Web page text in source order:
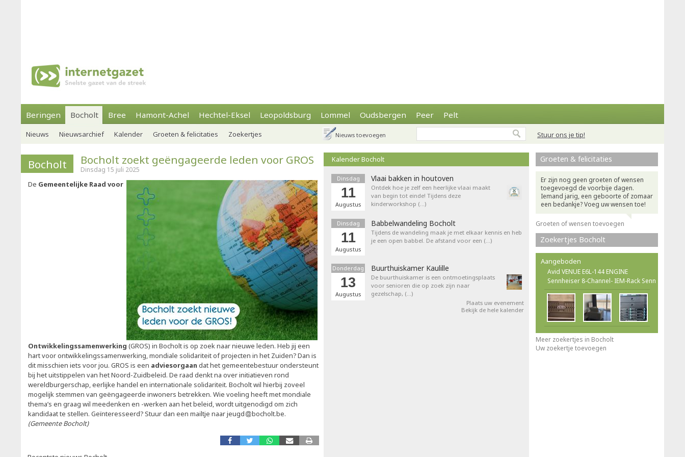
Beringen Bocholt Bree Hamont-Achel Hechtel-Eksel Leopoldsburg Lommel Oudsbergen Peer Pelt
Stuur ons je tip!
Nieuws Nieuwsarchief Kalender Groeten & felicitaties Zoekertjes Nieuws toevoegen
Bocholt Bocholt zoekt geëngageerde leden voor GROS
Dinsdag 15 juli 2025
De Gemeentelijke Raad voor
Ontwikkelingssamenwerking (GROS) in Bocholt is op zoek naar nieuwe leden. Heb jij een
hart voor ontwikkelingssamenwerking, mondiale solidariteit of projecten in het Zuiden? Dan is
dit misschien iets voor jou. GROS is een adviesorgaan dat het gemeentebestuur ondersteunt
bij het uitstippelen van het Noord-Zuidbeleid. De raad denkt na over initiatieven rond
wereldburgerschap, eerlijke handel en internationale solidariteit. Bocholt wil hierbij zoveel
mogelijk stemmen van geëngageerde inwoners betrekken. Wie voeling heeft met mondiale
thema’s en graag wil meedenken en -werken aan het beleid, wordt uitgenodigd om zich
kandidaat te stellen. Geïnteresseerd? Stuur dan een mailtje naar jeugd
bocholt.be.
(Gemeente Bocholt)
Kalender Bocholt
Dinsdag
11
Augustus
Vlaai bakken in houtoven
Ontdek hoe je zelf een heerlijke vlaai maakt
van begin tot einde! Tijdens deze
kinderworkshop (…)
Dinsdag
11
Augustus
Babbelwandeling Bocholt
Tijdens de wandeling maak je met elkaar kennis en heb
je een open babbel. De afstand voor een (…)
Donderdag
13
Augustus
Buurthuiskamer Kaulille
De buurthuiskamer is een ontmoetingsplaats
voor senioren die op zoek zijn naar
gezelschap, (…)
Plaats uw evenement
Bekijk de hele kalender
Groeten & felicitaties
Er zijn nog geen groeten of wensen
toegevoegd de voorbije dagen.
Iemand jarig, een geboorte of zomaar
een bedankje? Voeg uw wensen toe!
Groeten of wensen toevoegen
Zoekertjes Bocholt
Aangeboden
Avid VENUE E6L-144 ENGINE
Sennheiser 8-Channel- IEM-Rack Senn
Meer zoekertjes in Bocholt
Uw zoekertje toevoegen